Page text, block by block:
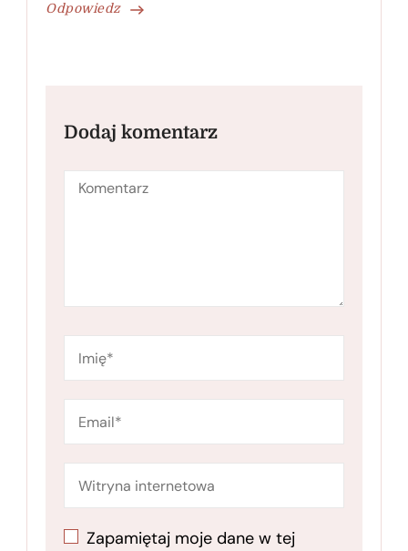
Odpowiedz
Dodaj komentarz
Zapamiętaj moje dane w tej